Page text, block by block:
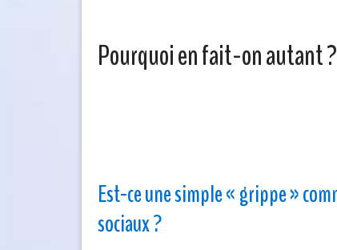
Pourquoi en fait-on autant ?
Est-ce une simple « grippe »
sociaux ?